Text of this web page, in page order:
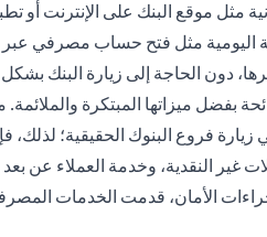
مثل موقع البنك على الإنترنت أو
اليومية مثل فتح حساب مصرفي عبر
دون الحاجة إلى زيارة البنك
بفضل ميزاتها المبتكرة والملائمة.
زيارة فروع البنوك الحقيقية؛ لذلك،
غير النقدية، وخدمة العملاء عن بعد
الأمان، قدمت الخدمات